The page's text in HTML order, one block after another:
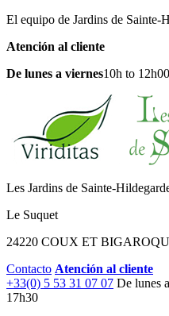
El equipo de Jardins de Sainte-
Atención al cliente
De lunes a viernes10h to
Les Jardins de Sainte-
Le Suquet
24220 COUX ET
Contacto Atención al cliente
+33(0) 5 53 31 07 07 De lunes
17h30